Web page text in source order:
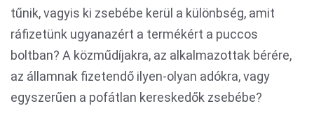
tűnik, vagyis ki zsebébe kerül a különbség, amit
ráfizetünk ugyanazért a termékért a puccos
boltban? A közműdíjakra, az alkalmazottak bérére,
az államnak fizetendő ilyen-olyan adókra, vagy
egyszerűen a pofátlan kereskedők zsebébe?